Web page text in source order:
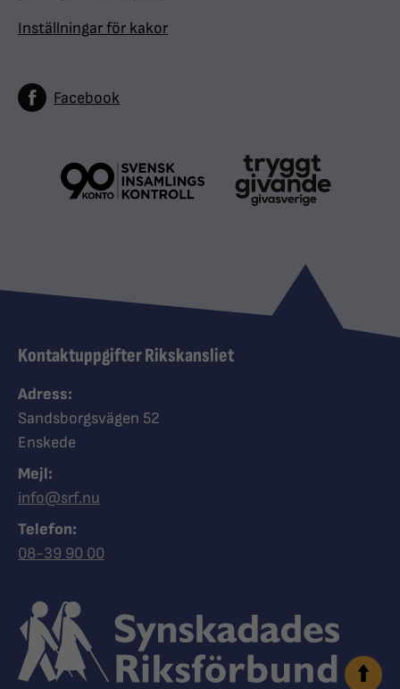
Inställningar för kakor
Facebook
Kontaktuppgifter Rikskansliet
Adress:
Sandsborgsvägen 52
Enskede
Mejl:
info@srf.nu
Telefon:
Ring Synskadades riksförbund
08-39 90 00